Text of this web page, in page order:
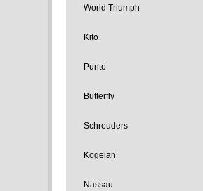
World Triumph
Kito
Punto
Butterfly
Schreuders
Kogelan
Nassau